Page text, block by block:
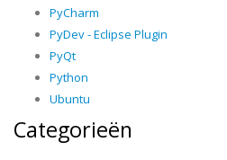
PyCharm
PyDev - Eclipse Plugin
PyQt
Python
Ubuntu
Categorieën